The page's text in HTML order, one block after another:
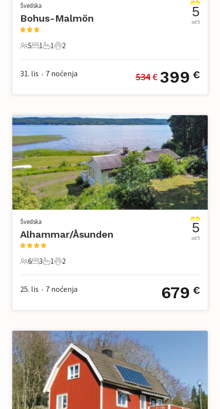
Švedska
Bohus-Malmön
5 Gosti
5
1 Spavaća soba
1
1 Kupaonica
1
2 Kućni ljubimac
2
5
od 5
31. lis • 7 noćenja 534 € 399 €
Švedska
Alhammar/Åsunden
6 Gosti
6
3 Spavaće sobe
3
1 Kupaonica
1
2 Kućni ljubimac
2
5
od 5
25. lis • 7 noćenja 679 €